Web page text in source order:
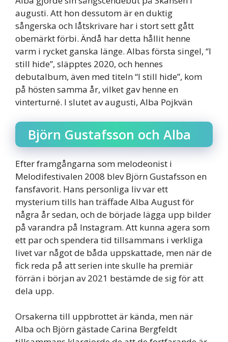
augusti. Att hon dessutom är en duktig
sångerska och låtskrivare har i stort sett gått
obemärkt förbi. Ändå har detta hållit henne
varm i rycket ganska länge. Albas första singel, “I
still hide”, släpptes 2020, och hennes
debutalbum, även med titeln “I still hide”, kom
på hösten samma år, vilket gav henne en
vinterturné. I slutet av augusti, Alba Pojkvän
Björn Gustafsson och Alba
Efter framgångarna som melodeonist i
Melodifestivalen 2008 blev Björn Gustafsson en
fansfavorit. Hans personliga liv var ett
mysterium tills han träffade Alba August för
några år sedan, och de började lägga upp bilder
på varandra på Instagram. Att kunna agera som
ett par och spendera tid tillsammans i verkliga
livet var något de båda uppskattade, men när de
fick reda på att serien inte skulle ha premiär
förrän i början av 2021 bestämde de sig för att
dela upp.
Orsakerna till uppbrottet är kända, men när
Alba och Björn gästade Carina Bergfeldt